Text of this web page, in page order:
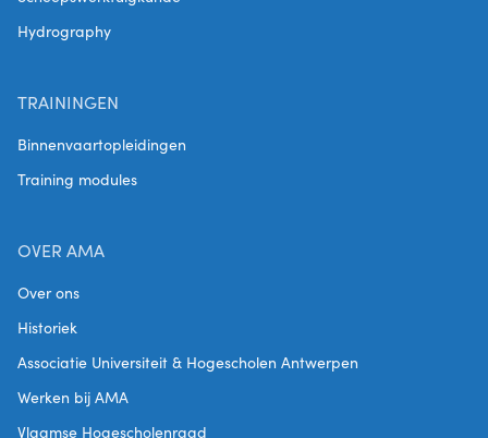
Hydrography
TRAININGEN
Binnenvaartopleidingen
Training modules
OVER AMA
Over ons
Historiek
Associatie Universiteit & Hogescholen Antwerpen
Werken bij AMA
Vlaamse Hogescholenraad